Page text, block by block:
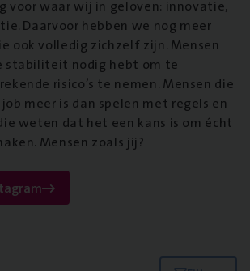
voor waar wij in geloven: innovatie,
Daarvoor hebben we nog meer
ook volledig zichzelf zijn. Mensen
stabiliteit nodig hebt om te
risico’s te nemen. Mensen die
meer is dan spelen met regels en
weten dat het een kans is om écht
Mensen zoals jij?